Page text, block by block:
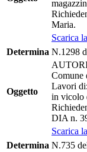
Maria.
Scarica
Determina N.1298
Oggetto
Comune
Lavori
in vicolo
DIA n.
Scarica
Determina N.735